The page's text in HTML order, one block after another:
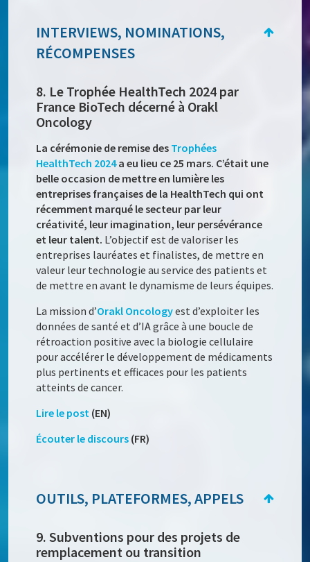
INTERVIEWS, NOMINATIONS,
RÉCOMPENSES
8. Le Trophée HealthTech 2024 par
France BioTech décerné à Orakl
Oncology
La cérémonie de remise des Trophées
HealthTech 2024a eu lieu ce 25 mars. C’était une
belle occasion de mettre en lumière les
entreprises françaises de la HealthTech qui ont
récemment marqué le secteur par leur
créativité, leur imagination, leur persévérance
et leur talent. L’objectif est de valoriser les
entreprises lauréates et finalistes, de mettre en
valeur leur technologie au service des patients et
de mettre en avant le dynamisme de leurs équipes.
La mission d’Orakl Oncologyest d’exploiter les
données de santé et d’IA grâce à une boucle de
rétroaction positive avec la biologie cellulaire
pour accélérer le développement de médicaments
plus pertinents et efficaces pour les patients
atteints de cancer.
Lire le post (EN)
Écouter le discours (FR)
OUTILS, PLATEFORMES, APPELS
9. Subventions pour des projets de
remplacement ou transition